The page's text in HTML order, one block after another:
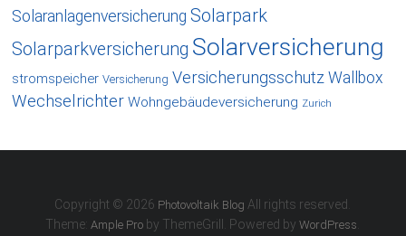
Solaranlagenversicherung Solarpark
Solarparkversicherung Solarversicherung
stromspeicher Versicherung Versicherungsschutz Wallbox
Wechselrichter Wohngebäudeversicherung Zurich
Copyright © 2026 Photovoltaik Blog All rights reserved.
Theme: Ample Pro by ThemeGrill. Powered byWordPress